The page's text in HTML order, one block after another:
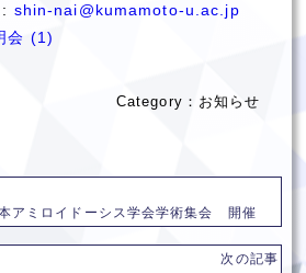
shin-nai@kumamoto-u.ac.jp
会 (1)
Category： お知らせ
ミロイドーシス学会学術集会 開催
次の記事